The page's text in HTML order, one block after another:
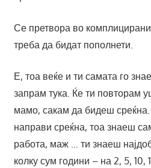
Се претвора во
треба да бидат пополнети.
Е, тоа веќе и ти самата го
запрам тука. Ќе ти повторам
мамо, сакам да бидеш
направи среќна, тоа знаеш
работа, маж … ти знаеш
колку сум години – на 2, 5, 10,